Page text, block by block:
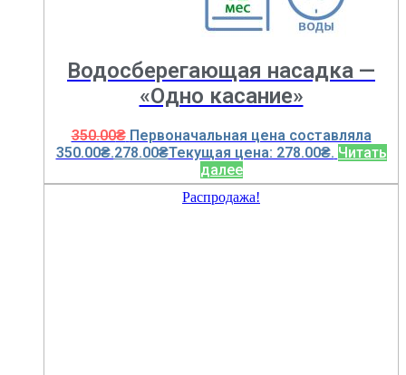
Водосберегающая насадка —
«Одно касание»
350.00₴ Первоначальная цена составляла
350.00₴.278.00₴Текущая цена: 278.00₴. Читать
далее
Распродажа!